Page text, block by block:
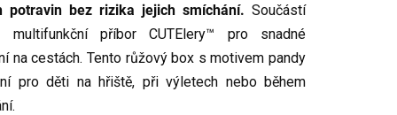
potravin bez rizika jejich smíchání. Součástí
příbor CUTElery™ pro snadné
na cestách. Tento růžový box s motivem pandy
pro děti na hřiště, při výletech nebo během